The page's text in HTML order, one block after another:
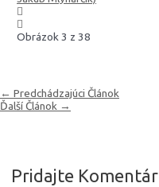
Obrázok 3 z 38
Navigácia
v
← Predchádzajúci Článok
Ďalší Článok →
Pridajte Komentár